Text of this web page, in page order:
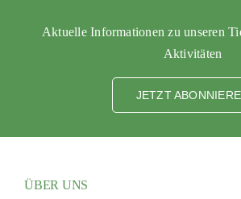
Aktuelle Informationen zu unseren
Aktivitäten
JETZT
ÜBER UNS